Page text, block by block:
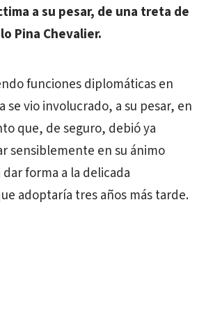
a su pesar, de una treta de
Pina Chevalier.
funciones diplomáticas en
se vio involucrado, a su pesar, en
que, de seguro, debió ya
sensiblemente en su ánimo
forma a la delicada
adoptaría tres años más tarde.